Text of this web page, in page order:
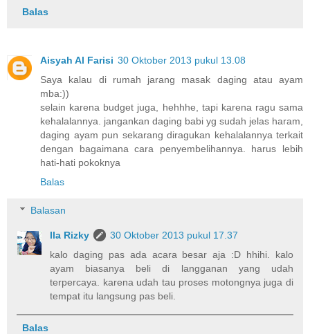
Balas
Aisyah Al Farisi 30 Oktober 2013 pukul 13.08
Saya kalau di rumah jarang masak daging atau ayam
mba:))
selain karena budget juga, hehhhe, tapi karena ragu sama
kehalalannya. jangankan daging babi yg sudah jelas haram,
daging ayam pun sekarang diragukan kehalalannya terkait
dengan bagaimana cara penyembelihannya. harus lebih
hati-hati pokoknya
Balas
Balasan
Ila Rizky
30 Oktober 2013 pukul 17.37
kalo daging pas ada acara besar aja :D hhihi. kalo
ayam biasanya beli di langganan yang udah
terpercaya. karena udah tau proses motongnya juga di
tempat itu langsung pas beli.
Balas